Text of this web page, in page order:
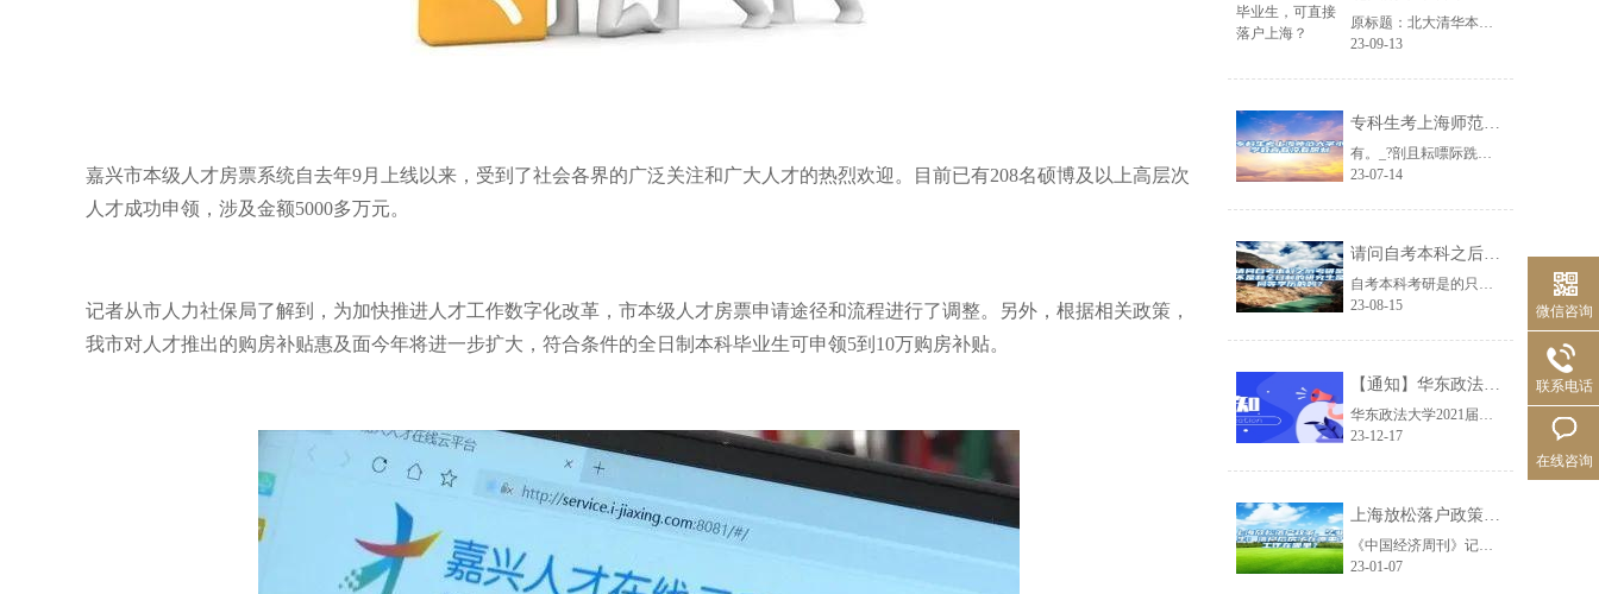
嘉兴市本级人才房票系统自去年9月上线以来，受到了社会各界的广泛关注和广大人才的热烈欢迎。目前已有208名硕博及以上高层次
人才成功申领，涉及金额5000多万元。
记者从市人力社保局了解到，为加快推进人才工作数字化改革，市本级人才房票申请途径和流程进行了调整。另外，根据相关政策，
我市对人才推出的购房补贴惠及面今年将进一步扩大，符合条件的全日制本科毕业生可申领5到10万购房补贴。
原标题：北大清华本科毕业生，可直接落户上海？导读deepreader近日，上......
23-09-13
专科生考上海师范大学小学教育有没有限制
有。_?剖且耘嘌际跣腿瞬盼饕勘辏创笱ё?频哪勘晔鞘涤没窃谕耆械冉逃幕∩吓嘌鲆......
23-07-14
请问自考本科之后考研是不是和全日制的研究生是同等学历的吗？
自考本科考研是的只要你用自考本科考上了全日制研究生，毕业以后，研究生就会覆盖......
23-08-15
【通知】华东政法大学2021届毕业生暑假期间相关手续办理指南
华东政法大学2021届毕业生暑假期间相关手续办理指南各位毕业生：暑假期间每周......
23-12-17
上海放松落户政策，毕业生：落户后房子在哪里？工作在哪里？
《中国经济周刊》记者宋杰|上海报道近日，上海学生就业创业服务网发布《2020......
23-01-07
微信咨询
联系电话
在线咨询